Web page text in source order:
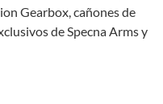
Gearbox, cañones de
de Specna Arms y